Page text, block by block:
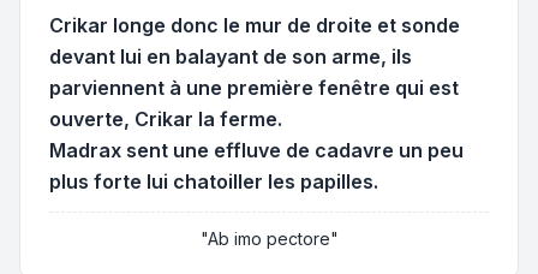
Crikar longe donc le mur de droite et sonde
devant lui en balayant de son arme, ils
parviennent à une première fenêtre qui est
ouverte, Crikar la ferme.
Madrax sent une effluve de cadavre un peu
plus forte lui chatoiller les papilles.
"Ab imo pectore"